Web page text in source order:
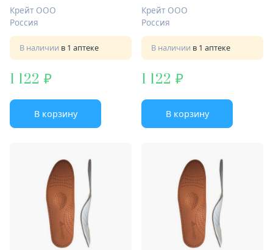
Крейт ООО
Россия
В наличии в 1 аптеке
1 122
В корзину
Крейт ООО
Россия
В наличии в 1 аптеке
1 122
В корзину